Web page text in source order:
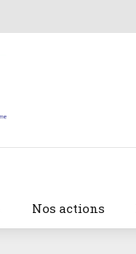
Nos actions